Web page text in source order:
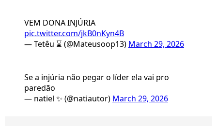
VEM DONA INJÚRIA
pic.twitter.com/jkB0nKyn4B
— Tetêu ⌛ (@Mateusoop13) March 29, 2026
Se a injúria não pegar o líder ela vai pro
paredão
— natiel ✨ (@natiautor) March 29, 2026